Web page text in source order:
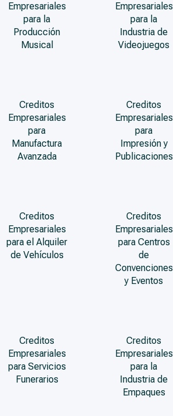
Empresariales
para la
Producción
Musical
Empresariales
para la
Industria de
Videojuegos
Creditos
Empresariales
para
Manufactura
Avanzada
Creditos
Empresariales
para
Impresión y
Publicaciones
Creditos
Empresariales
para el Alquiler
de Vehículos
Creditos
Empresariales
para Centros
de
Convenciones
y Eventos
Creditos
Empresariales
para Servicios
Funerarios
Creditos
Empresariales
para la
Industria de
Empaques